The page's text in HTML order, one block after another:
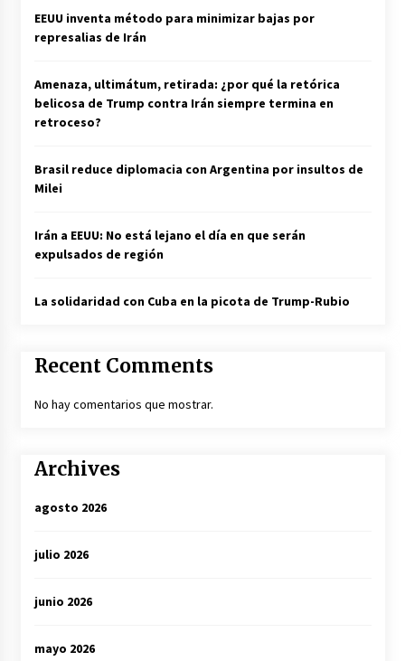
EEUU inventa método para minimizar bajas por
represalias de Irán
Amenaza, ultimátum, retirada: ¿por qué la retórica
belicosa de Trump contra Irán siempre termina en
retroceso?
Brasil reduce diplomacia con Argentina por insultos de
Milei
Irán a EEUU: No está lejano el día en que serán
expulsados de región
La solidaridad con Cuba en la picota de Trump-Rubio
Recent Comments
No hay comentarios que mostrar.
Archives
agosto 2026
julio 2026
junio 2026
mayo 2026